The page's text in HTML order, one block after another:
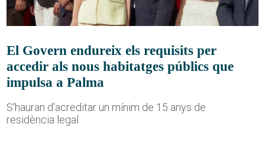
El Govern endureix els requisits per
accedir als nous habitatges públics que
impulsa a Palma
S'hauran d'acreditar un mínim de 15 anys de
residència legal